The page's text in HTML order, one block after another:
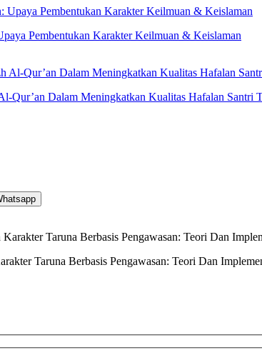
Pembentukan Karakter Keilmuan & Keislaman
Qur’an Dalam Meningkatkan Kualitas Hafalan Santri
Taruna Berbasis Pengawasan: Teori Dan